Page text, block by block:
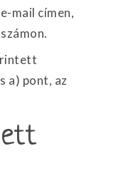
mail címen,
a) pont, az